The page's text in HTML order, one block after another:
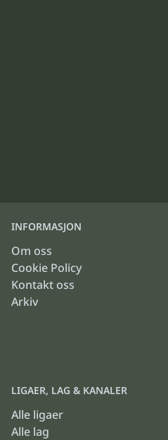
INFORMASJON
Om oss
Cookie Policy
Kontakt oss
Arkiv
LIGAER, LAG & KANALER
Alle ligaer
Alle lag